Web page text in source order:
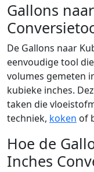
Gallons
De Gallons naar
eenvoudige tool
volumes gemeten
kubieke inches.
taken die
techniek, koken of
Hoe de
Inches